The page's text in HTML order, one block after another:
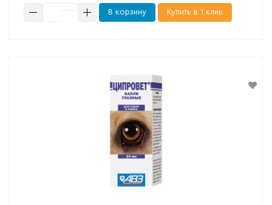
В корзину Купить в 1 клик